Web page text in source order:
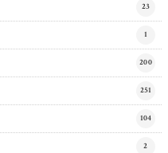
23
1
200
251
104
2